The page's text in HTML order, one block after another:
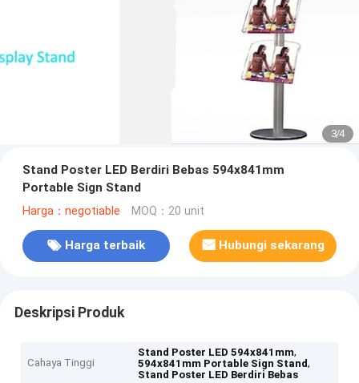
3/4
Stand Poster LED Berdiri Bebas 594x841mm
Portable Sign Stand
Harga：negotiable MOQ：20 unit
Harga terbaik Hubungi sekarang
Deskripsi Produk
Cahaya Tinggi
Stand Poster LED 594x841mm,
594x841mm Portable Sign Stand,
Stand Poster LED Berdiri Bebas